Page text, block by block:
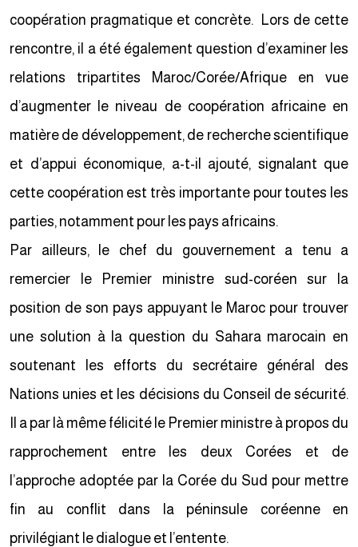
coopération pragmatique et concrète. Lors de cette
rencontre, il a été également question d’examiner les
relations tripartites Maroc/Corée/Afrique en vue
d’augmenter le niveau de coopération africaine en
matière de développement, de recherche scientifique
et d’appui économique, a-t-il ajouté, signalant que
cette coopération est très importante pour toutes les
parties, notamment pour les pays africains.
Par ailleurs, le chef du gouvernement a tenu a
remercier le Premier ministre sud-coréen sur la
position de son pays appuyant le Maroc pour trouver
une solution à la question du Sahara marocain en
soutenant les efforts du secrétaire général des
Nations unies et les décisions du Conseil de sécurité.
Il a par là même félicité le Premier ministre à propos du
rapprochement entre les deux Corées et de
l’approche adoptée par la Corée du Sud pour mettre
fin au conflit dans la péninsule coréenne en
privilégiant le dialogue et l’entente.